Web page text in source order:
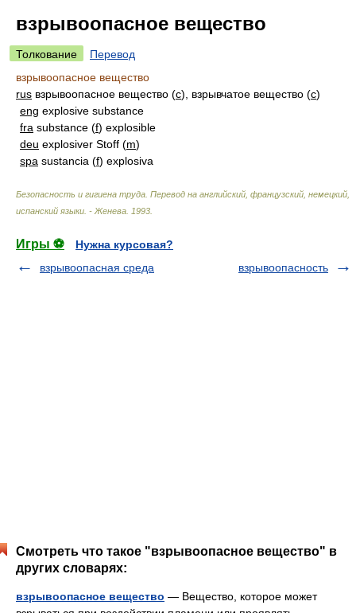
взрывоопасное вещество
Толкование
Перевод
взрывоопасное вещество
rus взрывоопасное вещество (с), взрывчатое вещество (с)
eng explosive substance
fra substance (f) explosible
deu explosiver Stoff (m)
spa sustancia (f) explosiva
Безопасность и гигиена труда. Перевод на английский, французский, немецкий,
испанский языки. - Женева 1993
Игры ⚽
Нужна курсовая?
взрывоопасная среда
взрывоопасность
Смотреть что такое "взрывоопасное вещество" в
других словарях:
взрывоопасное вещество — Вещество, которое может